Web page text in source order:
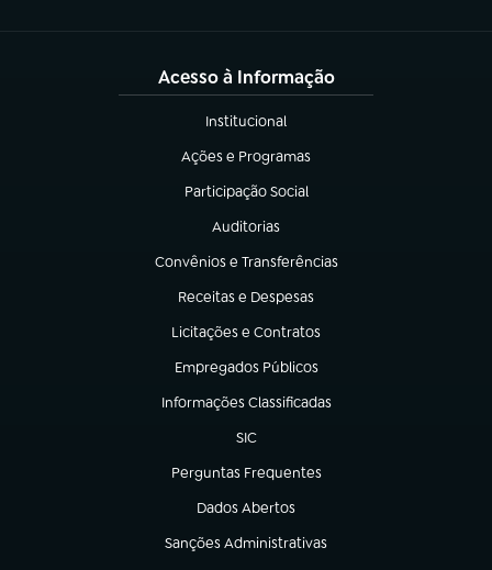
Acesso à Informação
Institucional
(abre em nova aba)
Ações e Programas
(abre em nova aba)
Participação Social
(abre em nova aba)
Auditorias
(abre em nova aba)
Convênios e Transferências
(abre em nova aba)
Receitas e Despesas
(abre em nova aba)
Licitações e Contratos
(abre em nova aba)
Empregados Públicos
(abre em nova aba)
Informações Classificadas
(abre em nova aba)
SIC
(abre em nova aba)
Perguntas Frequentes
(abre em nova aba)
Dados Abertos
(abre em nova aba)
Sanções Administrativas
(abre em nova aba)